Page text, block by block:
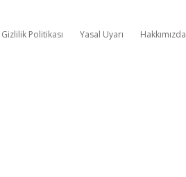
Gizlilik Politikası Yasal Uyarı Hakkımızda